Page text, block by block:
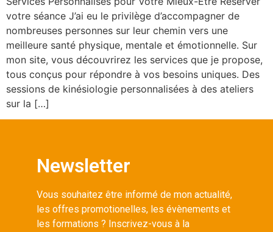
votre séance J’ai eu le privilège d’accompagner de
nombreuses personnes sur leur chemin vers une
meilleure santé physique, mentale et émotionnelle. Sur
mon site, vous découvrirez les services que je propose,
tous conçus pour répondre à vos besoins uniques. Des
sessions de kinésiologie personnalisées à des ateliers
sur la […]
Newsletter
Vous souhaitez être informé de mon actualité,
les offres promotionelles, les évènements et
les formations ? Inscrivez-vous à la